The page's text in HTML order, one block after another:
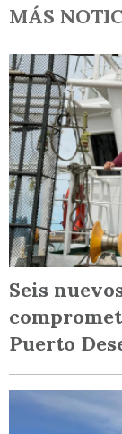
MÁS
Seis
Puerto